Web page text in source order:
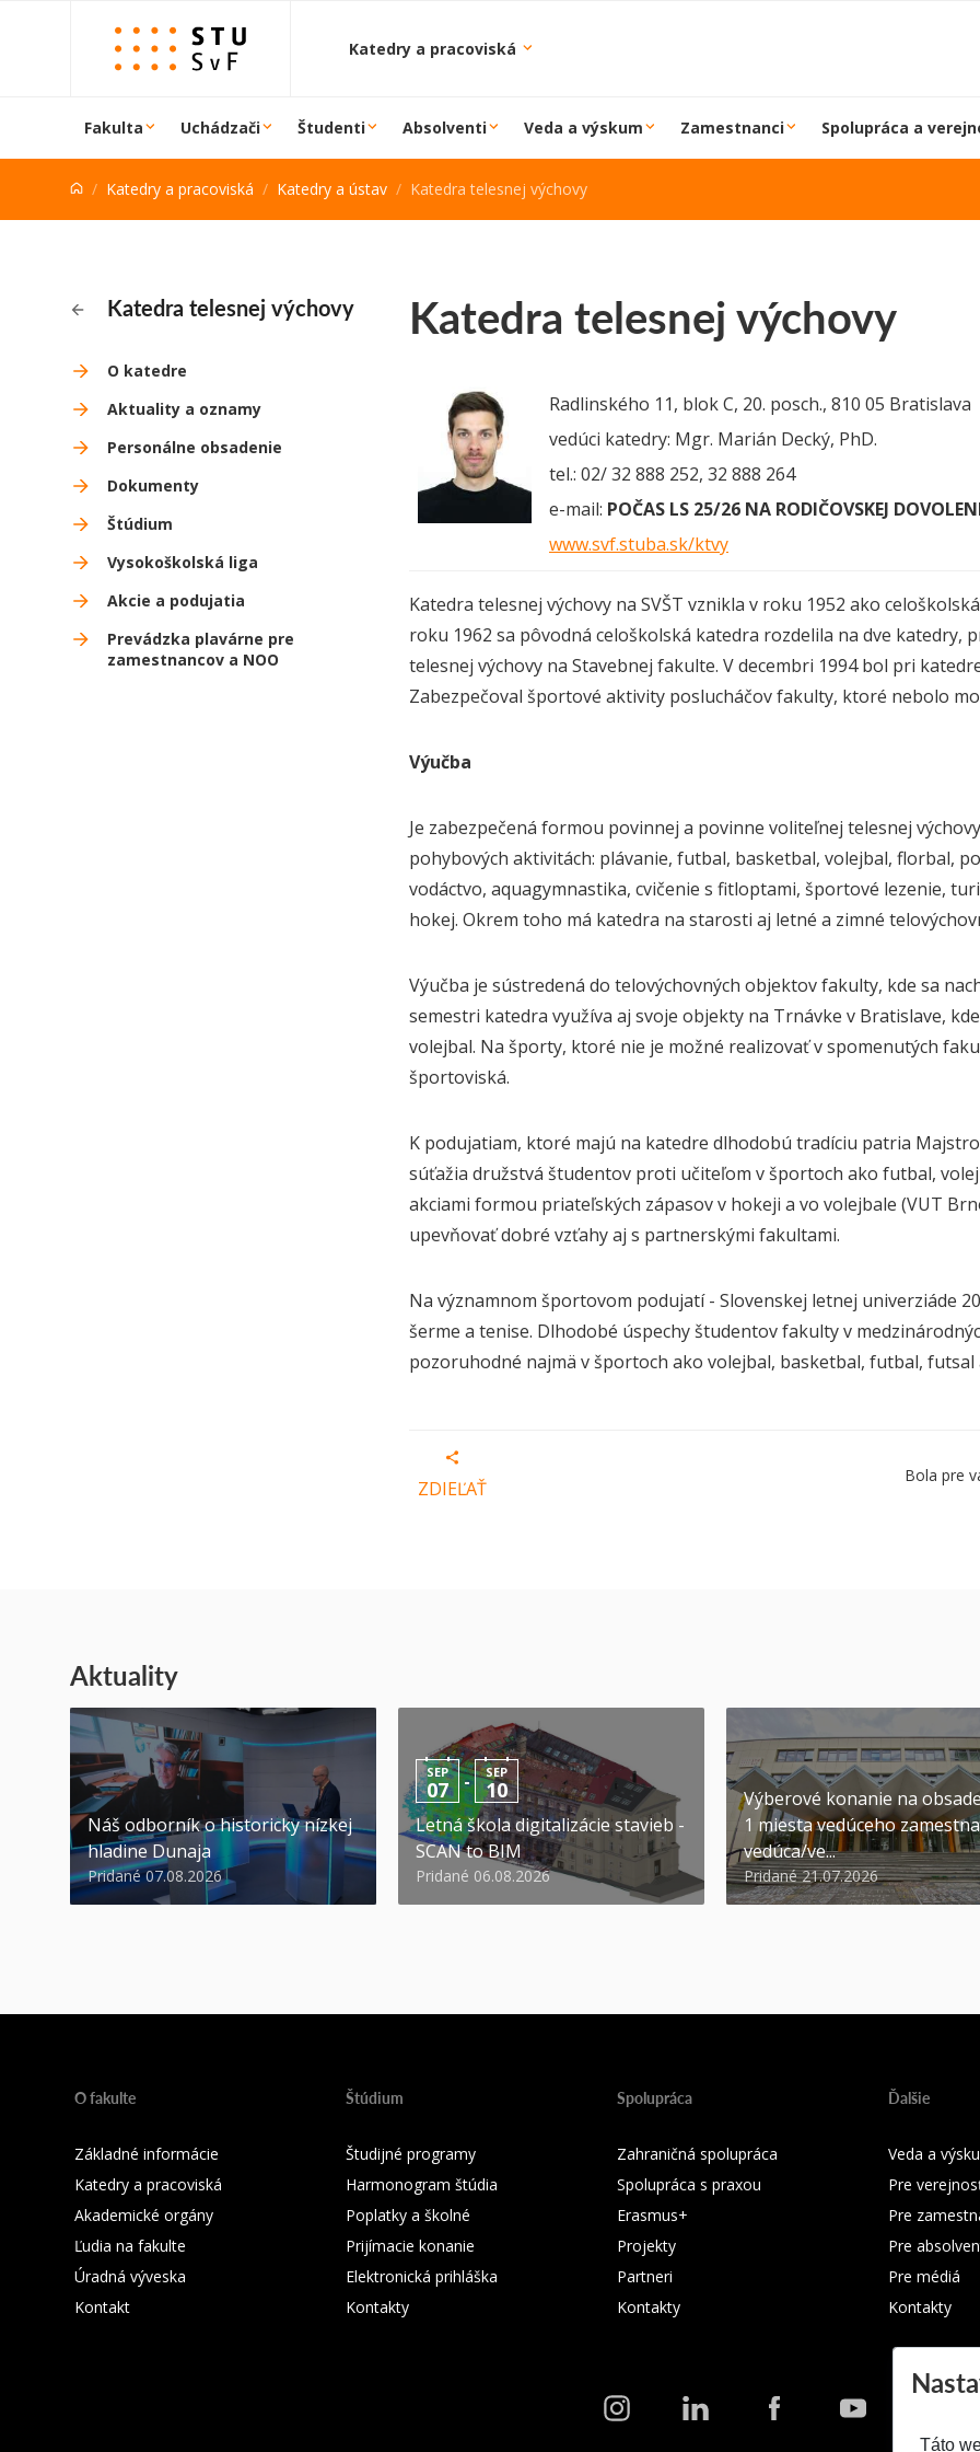
Prejsť na obsah
Katedry a pracoviská
Fakulta Uchádzači Študenti Absolventi Veda a výskum Zamestnanci Spolupráca a
Katedry a pracoviská Katedry a ústav Katedra telesnej výchovy
Katedra telesnej výchovy
O katedre
Aktuality a oznamy
Personálne obsadenie
Dokumenty
Štúdium
Vysokoškolská liga
Akcie a podujatia
Prevádzka plavárne pre
zamestnancov a NOO
Katedra telesnej výchovy
Radlinského 11, blok C, 20. posch., 810 05 Bratislava
vedúci katedry: Mgr. Marián Decký, PhD.
tel.: 02/ 32 888 252, 32 888 264
e-mail: POČAS LS 25/26 NA RODIČOVSKEJ
www.svf.stuba.sk/ktvy
Katedra telesnej výchovy na SVŠT vznikla v roku 1952 ako
roku 1962 sa pôvodná celoškolská katedra rozdelila na dve katedry,
telesnej výchovy na Stavebnej fakulte. V decembri 1994 bol pri
Zabezpečoval športové aktivity poslucháčov fakulty, ktoré nebolo
Výučba
Je zabezpečená formou povinnej a povinne voliteľnej telesnej
pohybových aktivitách: plávanie, futbal, basketbal, volejbal, florbal,
vodáctvo, aquagymnastika, cvičenie s fitloptami, športové lezenie,
hokej. Okrem toho má katedra na starosti aj letné a zimné
Výučba je sústredená do telovýchovných objektov fakulty, kde sa
semestri katedra využíva aj svoje objekty na Trnávke v Bratislave,
volejbal. Na športy, ktoré nie je možné realizovať v spomenutých
športoviská.
K podujatiam, ktoré majú na katedre dlhodobú tradíciu patria
súťažia družstvá študentov proti učiteľom v športoch ako futbal,
akciami formou priateľských zápasov v hokeji a vo volejbale (VUT
upevňovať dobré vzťahy aj s partnerskými fakultami.
Na významnom športovom podujatí - Slovenskej letnej univerziáde
šerme a tenise. Dlhodobé úspechy študentov fakulty v
pozoruhodné najmä v športoch ako volejbal, basketbal, futbal, futsal
ZDIEĽAŤ
Bola pre
Aktuality
Náš odborník o historicky nízkej
hladine Dunaja
Pridané 07.08.2026
SEP
07 - SEP
10
Letná škola digitalizácie stavieb -
SCAN to BIM
Pridané 06.08.2026
Výberové konanie na
1 miesta vedúceho
vedúca/ve...
Pridané 21.07.2026
O fakulte
Základné informácie
Katedry a pracoviská
Akademické orgány
Ľudia na fakulte
Úradná výveska
Kontakt
Štúdium
Študijné programy
Harmonogram štúdia
Poplatky a školné
Prijímacie konanie
Elektronická prihláška
Kontakty
Spolupráca
Zahraničná spolupráca
Spolupráca s praxou
Erasmus+
Projekty
Partneri
Kontakty
Ďalšie
Veda a
Pre
Pre
Pre
Pre médiá
Kontakty
Táto